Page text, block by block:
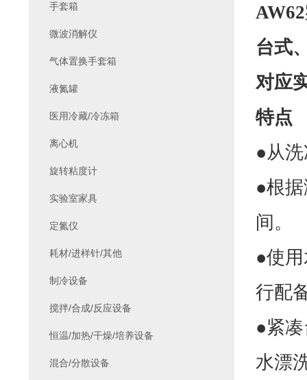
AW62
台式
对应
特点
●从
●根
间。
●使
行配
●紧
水漂
手套箱
微波消解仪
气体置换手套箱
液氮罐
医用冷藏/冷冻箱
离心机
旋转粘度计
实验室家具
定氮仪
耗材/进样针/其他
制冷设备
搅拌/合成/反应设备
恒温/加热/干燥/培养设备
混合/分散设备